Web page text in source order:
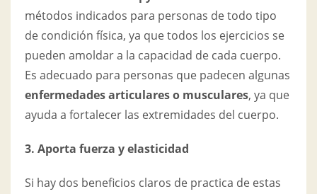
métodos indicados para personas de todo tipo
de condición física, ya que todos los ejercicios se
pueden amoldar a la capacidad de cada cuerpo.
Es adecuado para personas que padecen algunas
enfermedades articulares o musculares, ya que
ayuda a fortalecer las extremidades del cuerpo.
3. Aporta fuerza y elasticidad
Si hay dos beneficios claros de practica de estas